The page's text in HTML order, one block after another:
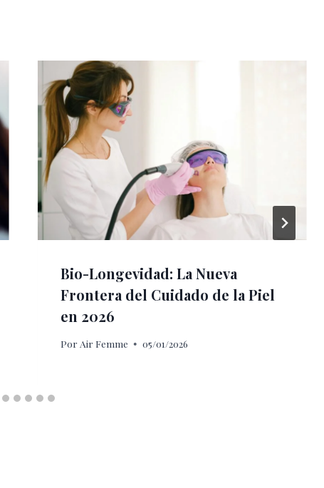
Bio-Longevidad: La Nueva
Frontera del Cuidado de la Piel
en 2026
Por Air Femme 05/01/2026